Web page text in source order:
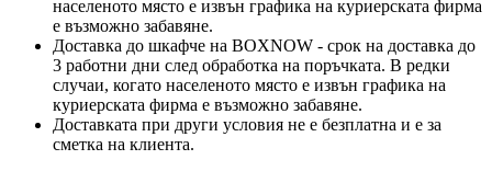
населеното място е извън графика на куриерската фирма
е възможно забавяне.
Доставка до шкафче на BOXNOW - срок на доставка до
3 работни дни след обработка на поръчката. В редки
случаи, когато населеното място е извън графика на
куриерската фирма е възможно забавяне.
Доставката при други условия не е безплатна и е за
сметка на клиента.